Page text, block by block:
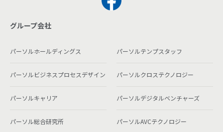
グループ会社
パーソルホールディングス パーソルテンプスタッフ
パーソルビジネスプロセスデザイン パーソルクロステクノロジー
パーソルキャリア パーソルデジタルベンチャーズ
パーソル総合研究所 パーソルAVCテクノロジー